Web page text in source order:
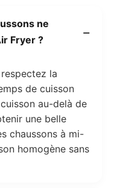
ne
Fryer ?
la
de cuisson
au-delà de
une belle
chaussons à mi-
homogène sans